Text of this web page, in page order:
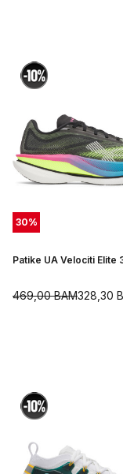
30%
Patike UA Velociti Elite
328,30
469,00BAM